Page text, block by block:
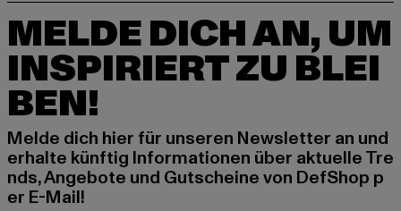
MELDE DICH AN, UM
INSPIRIERT ZU BLEI
BEN!
Melde dich hier für unseren Newsletter an und
erhalte künftig Informationen über aktuelle Tre
nds, Angebote und Gutscheine von DefShop p
er E-Mail!